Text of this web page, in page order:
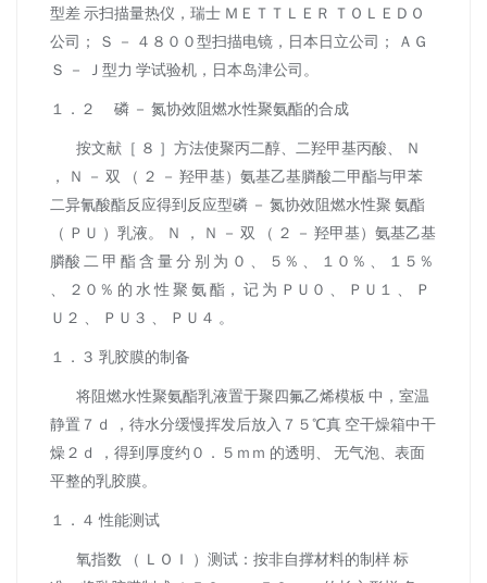
型差 示扫描量热仪，瑞士 ＭＥＴＴＬＥＲ ＴＯＬＥＤＯ
公司； Ｓ － ４８００型扫描电镜，日本日立公司； ＡＧ
Ｓ － Ｊ型力 学试验机，日本岛津公司。
１．２ 磷 － 氮协效阻燃水性聚氨酯的合成
按文献［ ８ ］方法使聚丙二醇、二羟甲基丙酸、 Ｎ
， Ｎ － 双 （ ２ － 羟甲基）氨基乙基膦酸二甲酯与甲苯
二异氰酸酯反应得到反应型磷 － 氮协效阻燃水性聚 氨酯
（ ＰＵ ）乳液。 Ｎ ， Ｎ － 双 （ ２ － 羟甲基）氨基乙基
膦酸 二 甲 酯 含 量 分 别 为 ０ 、 ５％ 、 １０％ 、 １５％
、 ２０％ 的 水 性 聚 氨 酯， 记 为 ＰＵ０ 、 ＰＵ１ 、 Ｐ
Ｕ２ 、 ＰＵ３ 、 ＰＵ４ 。
１．３ 乳胶膜的制备
将阻燃水性聚氨酯乳液置于聚四氟乙烯模板 中，室温
静置７ｄ ，待水分缓慢挥发后放入７５℃真 空干燥箱中干
燥２ｄ ，得到厚度约０．５ｍｍ 的透明、 无气泡、表面
平整的乳胶膜。
１．４ 性能测试
氧指数 （ ＬＯＩ ）测试：按非自撑材料的制样 标